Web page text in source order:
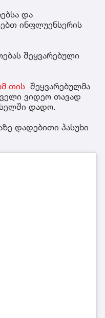
და
ინფლუენსერის
შეყვარებული
თის შეყვარებულმა
ვიდეო თავად
დადო.
დადებითი პასუხი